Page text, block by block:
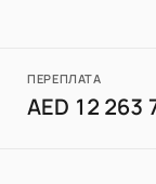
ПЕРЕПЛАТА
AED 12 263